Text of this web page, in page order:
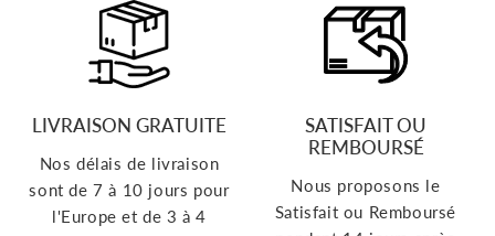
LIVRAISON GRATUITE
Nos délais de livraison
sont de 7 à 10 jours pour
l'Europe et de 3 à 4
SATISFAIT OU
REMBOURSÉ
Nous proposons le
Satisfait ou Remboursé